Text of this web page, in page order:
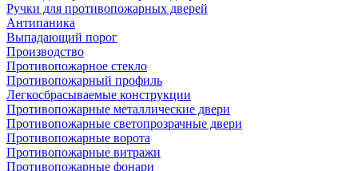
Ручки для противопожарных дверей
Антипаника
Выпадающий порог
Производство
Противопожарное стекло
Противопожарный профиль
Легкосбрасываемые конструкции
Противопожарные металлические двери
Противопожарные светопрозрачные двери
Противопожарные ворота
Противопожарные витражи
Противопожарные фонари